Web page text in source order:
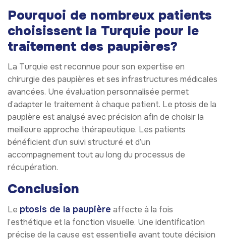
Pourquoi de nombreux patients
choisissent la Turquie pour le
traitement des paupières?
La Turquie est reconnue pour son expertise en
chirurgie des paupières et ses infrastructures médicales
avancées. Une évaluation personnalisée permet
d’adapter le traitement à chaque patient. Le ptosis de la
paupière est analysé avec précision afin de choisir la
meilleure approche thérapeutique. Les patients
bénéficient d’un suivi structuré et d’un
accompagnement tout au long du processus de
récupération.
Conclusion
Le ptosis de la paupière affecte à la fois
l’esthétique et la fonction visuelle. Une identification
précise de la cause est essentielle avant toute décision